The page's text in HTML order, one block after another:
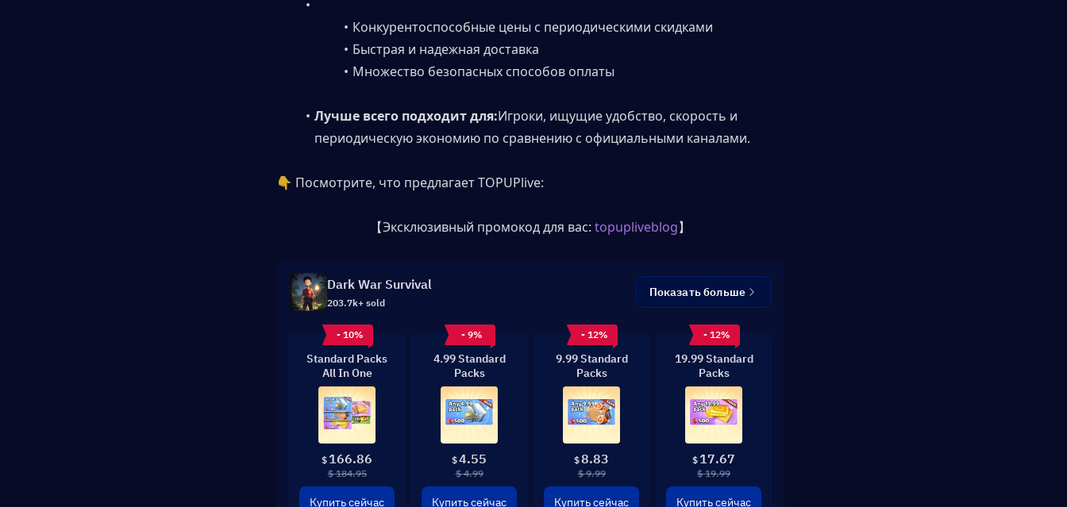
Конкурентоспособные цены с периодическими скидками
Быстрая и надежная доставка
Множество безопасных способов оплаты
Лучше всего подходит для:Игроки, ищущие удобство, скорость и
периодическую экономию по сравнению с официальными каналами.
👇 Посмотрите, что предлагает TOPUPlive:
【Эксклюзивный промокод для вас: topupliveblog】
Dark War Survival
203.7k+ sold
Показать больше
- 10%
Standard Packs
All In One
$ 166.86
$ 184.95
Купить сейчас
- 9%
4.99 Standard
Packs
$4.55
$ 4.99
Купить сейчас
- 12%
9.99 Standard
Packs
$8.83
$ 9.99
Купить сейчас
- 12%
19.99 Standard
Packs
$ 17.67
$ 19.99
Купить сейчас